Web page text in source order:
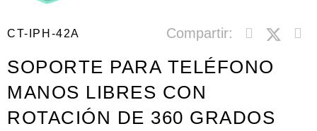
CT-IPH-42A Compartir:
SOPORTE PARA TELÉFONO
MANOS LIBRES CON
ROTACIÓN DE 360 GRADOS